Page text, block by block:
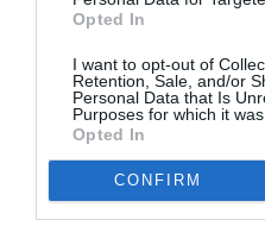
Opted In
I want to opt-out of
Retention, Sale, and/or
Personal Data that Is
Purposes for which it was
Opted In
CONFIRM
au Japon.
De plus il y a des
avant un vol.